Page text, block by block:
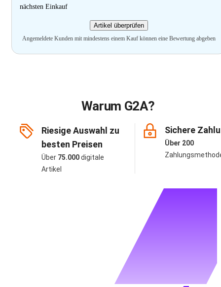
nächsten Einkauf
Artikel überprüfen
Angemeldete Kunden mit mindestens einem Kauf können eine Bewertung abgeben
Warum G2A?
Riesige Auswahl zu
besten Preisen
Über 75.000digitale
Artikel
Sichere
Über 200